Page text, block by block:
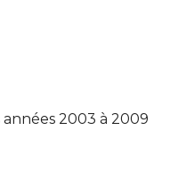
2003 à 2009